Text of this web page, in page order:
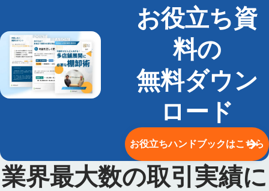
お役立ち資
料の
無料ダウン
ロード
お役立ちハンドブックはこちら
業界最大数の取引実績に